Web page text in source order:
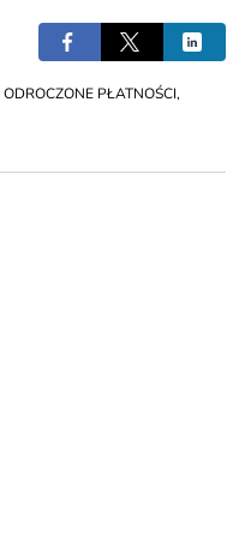
ODROCZONE PŁATNOŚCI,